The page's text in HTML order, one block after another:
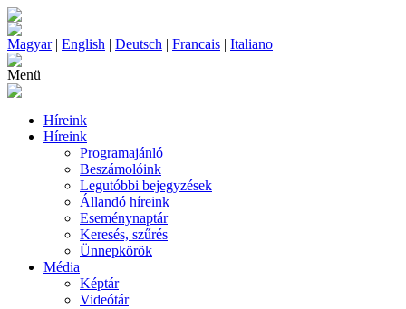
Magyar| English | Deutsch | Francais | Italiano
Menü
Híreink
Híreink
Programajánló
Beszámolóink
Legutóbbi bejegyzések
Állandó híreink
Eseménynaptár
Keresés, szűrés
Ünnepkörök
Média
Képtár
Videótár